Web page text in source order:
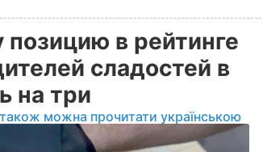
позицию в рейтинге
сладостей в
на три
можна прочитати українською